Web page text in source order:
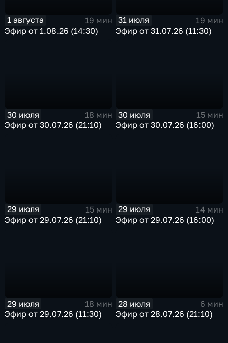
1 августа
19 мин
Эфир от 1.08.26 (14:30)
31 июля
19 мин
Эфир от 31.07.26 (11:30)
30 июля
18 мин
Эфир от 30.07.26 (21:10)
30 июля
15 мин
Эфир от 30.07.26 (16:00)
29 июля
15 мин
Эфир от 29.07.26 (21:10)
29 июля
14 мин
Эфир от 29.07.26 (16:00)
29 июля
18 мин
Эфир от 29.07.26 (11:30)
28 июля
6 мин
Эфир от 28.07.26 (21:10)